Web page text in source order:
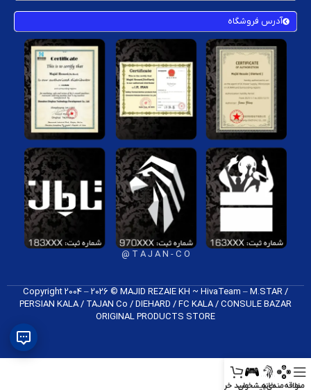
آدرس فروشگاه
T A J A N - C O @
Copyright 2004 – 2026 © MAJID REZAIE KH ~ HivaTeam – M.STAR /
PERSIAN KALA / TAJAN Co / DIEHARD / FC K​ALA / CONSULE BAZAR
ORIGINAL PRODUCTS​ STORE
منوعلاقه‌مندیخانهپیشخوانسبد خرید